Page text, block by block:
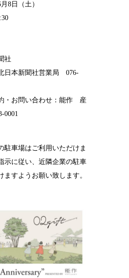
8日（土）
社
日本新聞社営業局 076-
・お問い合わせ：能作 産
0001
駐車場はご利用いただけま
示に従い、近隣企業の駐車
ますようお願い致します。